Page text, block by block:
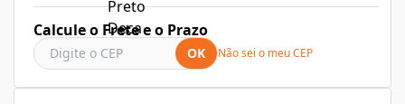
Calcule o Frete e o Prazo
OK Não sei o meu CEP